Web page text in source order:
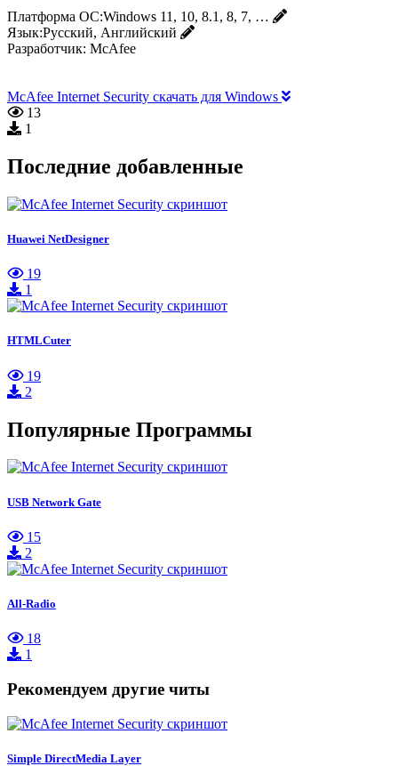
Платформа ОС:Windows 11, 10, 8.1, 8, 7, …
Язык:Русский, Английский
Разработчик: McAfee
McAfee Internet Security скачать для Windows
13
1
Последние добавленные
Huawei NetDesigner
19
1
HTMLCuter
19
2
Популярные Программы
USB Network Gate
15
2
All-Radio
18
1
Рекомендуем другие читы
Simple DirectMedia Layer